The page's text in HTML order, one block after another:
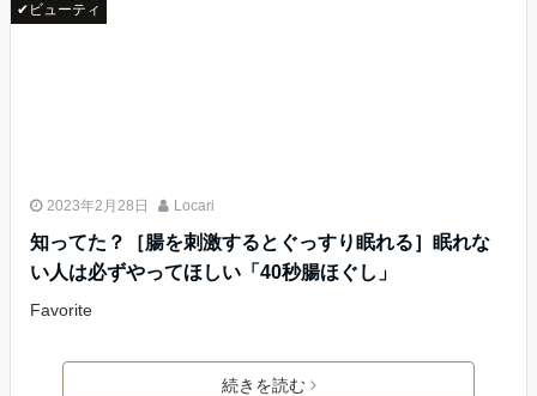
✔ビューティ
2023年2月28日 Locari
知ってた？［腸を刺激するとぐっすり眠れる］眠れな
い人は必ずやってほしい「40秒腸ほぐし」
Favorite
続きを読む